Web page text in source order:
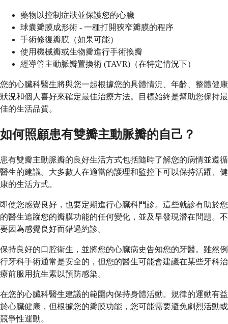
藥物以控制症狀並保護您的心臟
球囊瓣膜成形術 - 一種打開狹窄瓣膜的程序
手術修復瓣膜（如果可能）
使用機械瓣或生物瓣進行手術換瓣
經導管主動脈瓣置換術 (TAVR)（在特定情況下）
您的心臟科醫生將與您一起根據您的具體情況、年齡、整體健康
狀況和個人喜好來確定最佳治療方法。目標始終是幫助您保持最
佳的生活品質。
如何照顧患有雙瓣主動脈瓣的自己？
患有雙瓣主動脈瓣的良好生活方式包括隨時了解您的病情並遵循
醫生的建議。大多數人在適當的護理和監控下可以保持活躍、健
康的生活方式。
即使您感覺良好，也要定期進行心臟科門診。這些就診有助於您
的醫生追蹤您的瓣膜功能的任何變化，並及早發現潛在問題。不
要因為感覺良好而錯過約診。
保持良好的口腔衛生，並將您的心臟病史告知您的牙醫。雖然例
行牙科手術通常是安全的，但您的醫生可能會建議在某些牙科治
療前服用抗生素以預防感染。
在您的心臟科醫生建議的範圍內保持身體活動。規律的運動有益
於心臟健康，但根據您的瓣膜功能，您可能需要避免劇烈活動或
競爭性運動。